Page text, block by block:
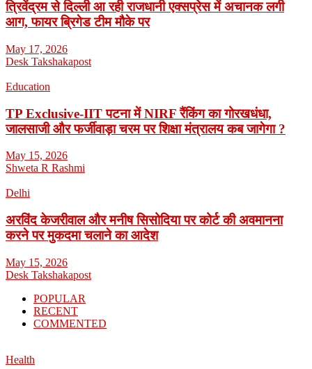
त्रिवेंद्रम से दिल्ली आ रही राजधानी एक्सप्रेस में अचानक लगी
आग, फायर ब्रिगेड टीम मौके पर
May 17, 2026
Desk Takshakapost
Education
TP Exclusive-IIT पटना में NIRF रैंकिंग का गोरखधंधा,
जालसाजी और फर्जीवाड़ा चरम पर शिक्षा मंत्रालय कब जागेगा ?
May 15, 2026
Shweta R Rashmi
Delhi
अरविंद केजरीवाल और मनीष सिसोदिया पर कोर्ट की अवमानना
करने पर मुकदमा चलाने का आदेश
May 15, 2026
Desk Takshakapost
POPULAR
RECENT
COMMENTED
Health